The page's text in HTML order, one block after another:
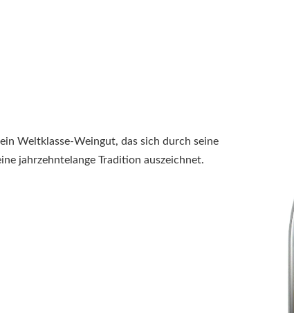
Weltklasse-Weingut, das sich durch seine
jahrzehntelange Tradition auszeichnet.